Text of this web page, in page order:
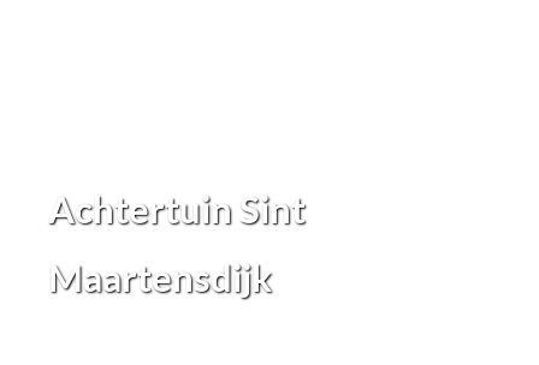
Achtertuin Sint
Maartensdijk